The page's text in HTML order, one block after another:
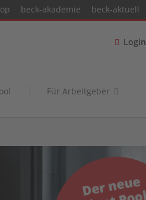
beck-akademie beck-aktuell
Login
Für Arbeitgeber